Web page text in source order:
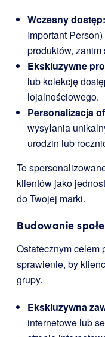
Wczesny dostęp:
Important
produktów,
Ekskluzywne
lub kolekcję
lojalnościowego.
Personalizacja
wysyłania
urodzin lub
Te
klientów jako
do Twojej marki.
Budowanie
Ostatecznym celem
sprawienie, by
grupy.
Ekskluzywna
internetowe lub